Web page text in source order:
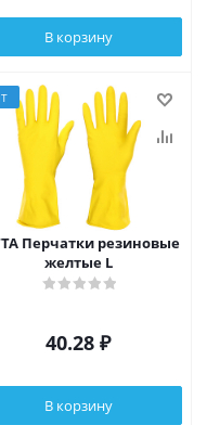
В корзину
Перчатки резиновые
желтые L
40.28 ₽
В корзину